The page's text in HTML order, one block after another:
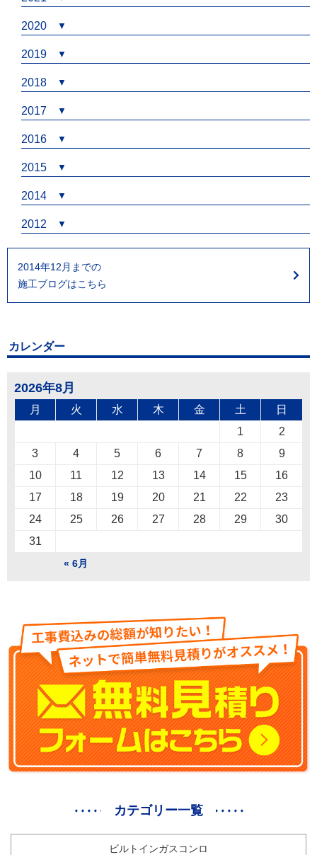
2020
2019
2018
2017
2016
2015
2014
2012
2014年12月までの
施工ブログはこちら
カレンダー
2026年8月
月 火 水 木 金 土 日
« 6月
1
2
3
4 5 6 7 8
9
10
11 12 13 14 15
16
17
18 19 20 21 22
23
24
25 26 27 28 29
30
31
カテゴリー一覧
ビルトインガスコンロ